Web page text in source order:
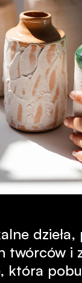
dzieła,
twórców i
która